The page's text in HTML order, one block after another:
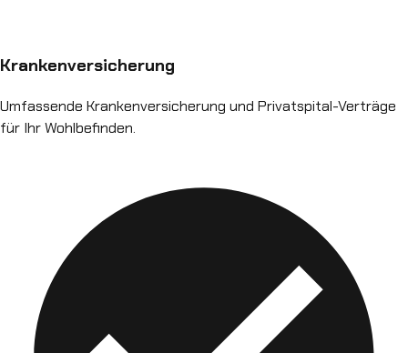
Krankenversicherung
Umfassende Krankenversicherung und Privatspital-Verträge
für Ihr Wohlbefinden.